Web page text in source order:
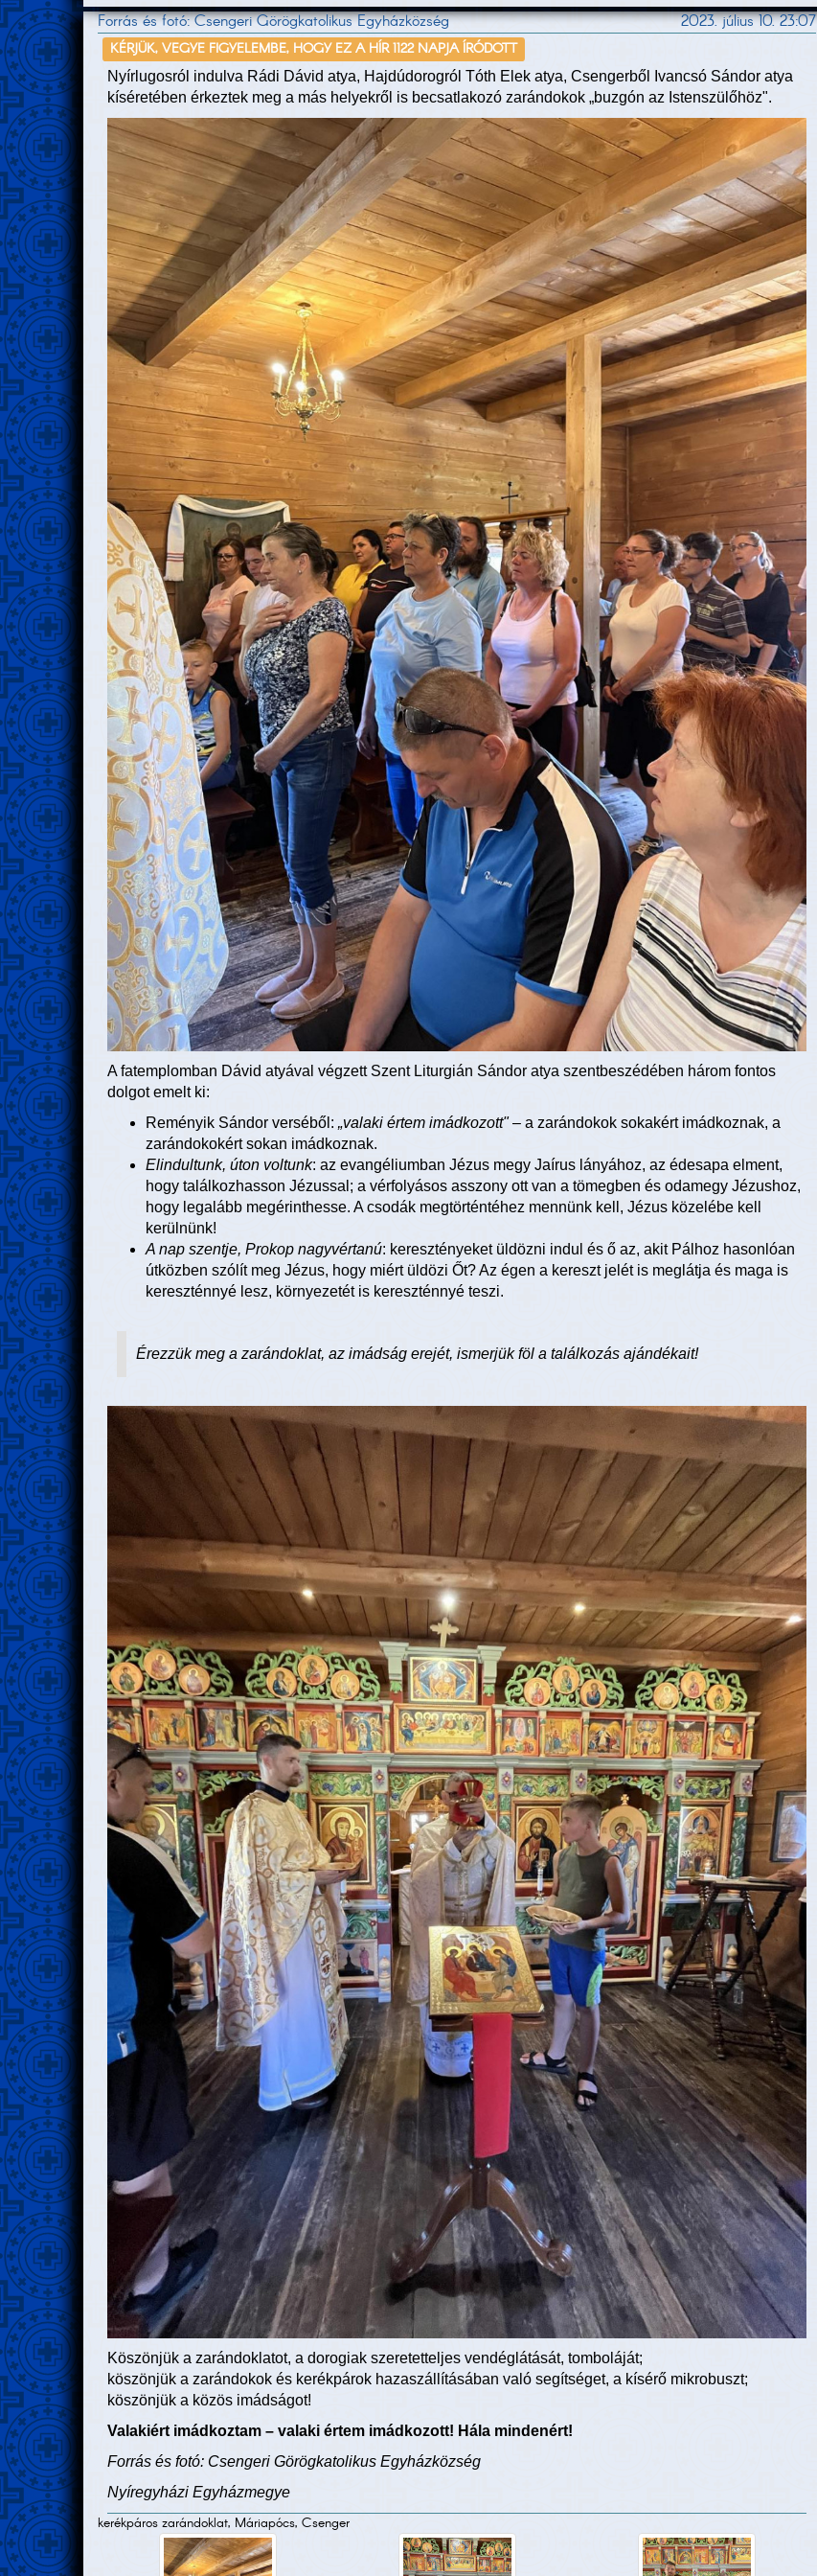
Forrás és fotó: Csengeri Görögkatolikus Egyházközség 2023. július 10. 23:07
KÉRJÜK, VEGYE FIGYELEMBE, HOGY EZ A HÍR 1122 NAPJA ÍRÓDOTT
Nyírlugosról indulva Rádi Dávid atya, Hajdúdorogról Tóth Elek atya, Csengerből Ivancsó Sándor atya
kíséretében érkeztek meg a más helyekről is becsatlakozó zarándokok „buzgón az Istenszülőhöz".
A fatemplomban Dávid atyával végzett Szent Liturgián Sándor atya szentbeszédében három fontos
dolgot emelt ki:
Reményik Sándor verséből: „valaki értem imádkozott"– a zarándokok sokakért imádkoznak, a
zarándokokért sokan imádkoznak.
Elindultunk, úton voltunk: az evangéliumban Jézus megy Jaírus lányához, az édesapa elment,
hogy találkozhasson Jézussal; a vérfolyásos asszony ott van a tömegben és odamegy Jézushoz,
hogy legalább megérinthesse. A csodák megtörténtéhez mennünk kell, Jézus közelébe kell
kerülnünk!
A nap szentje, Prokop nagyvértanú: keresztényeket üldözni indul és ő az, akit Pálhoz hasonlóan
útközben szólít meg Jézus, hogy miért üldözi Őt? Az égen a kereszt jelét is meglátja és maga is
kereszténnyé lesz, környezetét is kereszténnyé teszi.
Érezzük meg a zarándoklat, az imádság erejét, ismerjük föl a találkozás ajándékait!
Köszönjük a zarándoklatot, a dorogiak szeretetteljes vendéglátását, tomboláját;
köszönjük a zarándokok és kerékpárok hazaszállításában való segítséget, a kísérő mikrobuszt;
köszönjük a közös imádságot!
Valakiért imádkoztam – valaki értem imádkozott! Hála mindenért!
Forrás és fotó: Csengeri Görögkatolikus Egyházközség
Nyíregyházi Egyházmegye
kerékpáros zarándoklat, Máriapócs, Csenger